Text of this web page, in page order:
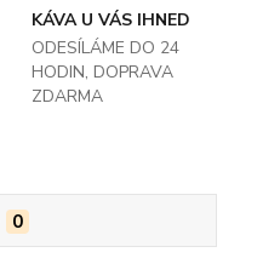
KÁVA U VÁS IHNED
ODESÍLÁME DO 24
HODIN, DOPRAVA
ZDARMA
0